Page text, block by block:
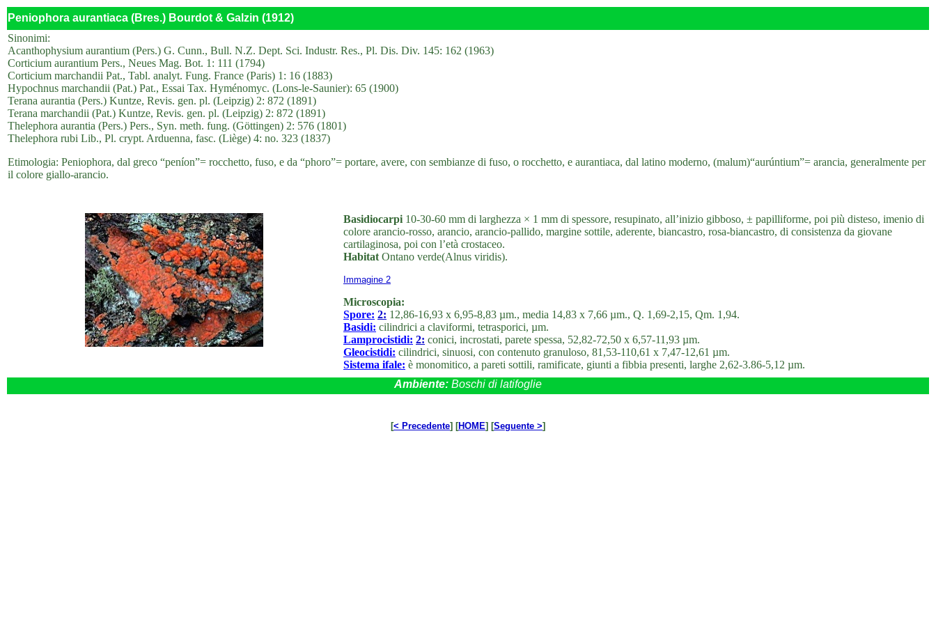
Peniophora aurantiaca (Bres.) Bourdot & Galzin (1912)
Sinonimi:
Acanthophysium aurantium (Pers.) G. Cunn., Bull. N.Z. Dept. Sci. Industr. Res., Pl. Dis. Div. 145: 162 (1963)
Corticium aurantium Pers., Neues Mag. Bot. 1: 111 (1794)
Corticium marchandii Pat., Tabl. analyt. Fung. France (Paris) 1: 16 (1883)
Hypochnus marchandii (Pat.) Pat., Essai Tax. Hyménomyc. (Lons-le-Saunier): 65 (1900)
Terana aurantia (Pers.) Kuntze, Revis. gen. pl. (Leipzig) 2: 872 (1891)
Terana marchandii (Pat.) Kuntze, Revis. gen. pl. (Leipzig) 2: 872 (1891)
Thelephora aurantia (Pers.) Pers., Syn. meth. fung. (Göttingen) 2: 576 (1801)
Thelephora rubi Lib., Pl. crypt. Arduenna, fasc. (Liège) 4: no. 323 (1837)
Etimologia: Peniophora, dal greco “peníon”= rocchetto, fuso, e da “phoro”= portare, avere, con sembianze di fuso, o rocchetto, e aurantiaca, dal latino moderno, (malum)“aurúntium”= arancia, generalmente per
il colore giallo-arancio.
Basidiocarpi 10-30-60 mm di larghezza × 1 mm di spessore, resupinato, all’inizio gibboso, ± papilliforme, poi più disteso, imenio di
colore arancio-rosso, arancio, arancio-pallido, margine sottile, aderente, biancastro, rosa-biancastro, di consistenza da giovane
cartilaginosa, poi con l’età crostaceo.
Habitat Ontano verde(Alnus viridis).
Immagine 2
Microscopia:
Spore: 2: 12,86-16,93 x 6,95-8,83 µm., media 14,83 x 7,66 µm., Q. 1,69-2,15, Qm. 1,94.
Basidi: cilindrici a claviformi, tetrasporici, µm.
Lamprocistidi: 2: conici, incrostati, parete spessa, 52,82-72,50 x 6,57-11,93 µm.
Gleocistidi: cilindrici, sinuosi, con contenuto granuloso, 81,53-110,61 x 7,47-12,61 µm.
Sistema ifale: è monomitico, a pareti sottili, ramificate, giunti a fibbia presenti, larghe 2,62-3.86-5,12 µm.
Ambiente: Boschi di latifoglie
[< Precedente] [HOME] [Seguente >]